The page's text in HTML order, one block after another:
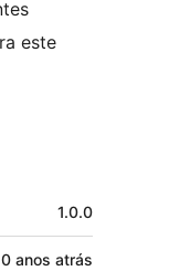
este
1.0.0
anos atrás